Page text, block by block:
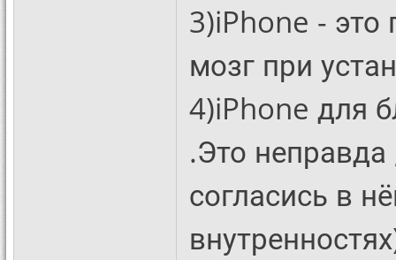
3)iPhone -
мозг при
4)iPhone для
.Это неправда
согласись в